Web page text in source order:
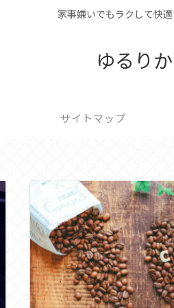
家事嫌いでもラクして快
ゆるりか
サイトマップ